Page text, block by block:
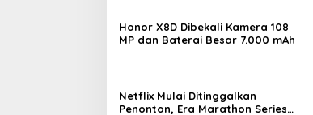
Honor X8D Dibekali Kamera 108
MP dan Baterai Besar 7.000 mAh
Netflix Mulai Ditinggalkan
Penonton, Era Marathon Series